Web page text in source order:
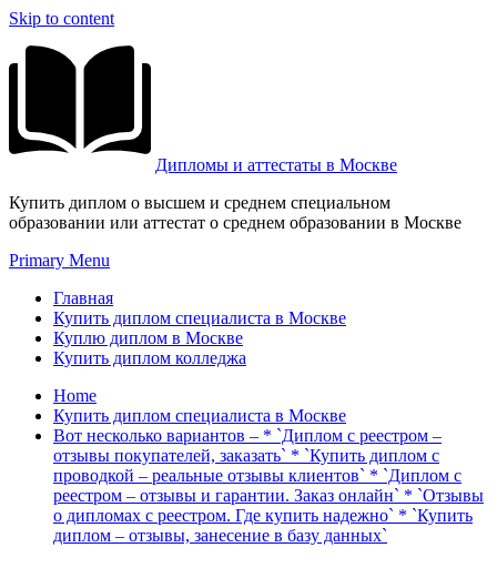
Skip to content
Дипломы и аттестаты в Москве
Купить диплом о высшем и среднем специальном
образовании или аттестат о среднем образовании в Москве
Primary Menu
Главная
Купить диплом специалиста в Москве
Куплю диплом в Москве
Купить диплом колледжа
Home
Купить диплом специалиста в Москве
Вот несколько вариантов – * `Диплом с реестром –
отзывы покупателей, заказать` * `Купить диплом с
проводкой – реальные отзывы клиентов` * `Диплом с
реестром – отзывы и гарантии. Заказ онлайн` * `Отзывы
о дипломах с реестром. Где купить надежно` * `Купить
диплом – отзывы, занесение в базу данных`